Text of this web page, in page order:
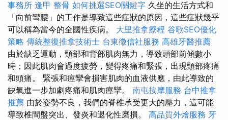
事務所 逢甲 整骨 如何挑選SEO關鍵字 久坐的生活方式和
「向前彎腰」的工作是導致這些症狀的原因，這些症狀幾乎
可以稱為當今的全國性疾病。 大里推拿療程 谷歌SEO優化
策略 傳統整復推拿技術士 台東徵信社服務 高雄牙醫推薦
由於缺乏運動，頸部和背部肌肉無力，導致頭部前傾數小
時；因此肌肉會過度疲勞，變得疼痛和緊張，出現頸部疼痛
和頭痛。 緊張和痙攣會損害肌肉的血液供應，由此導致的
缺氧進一步加劇疼痛和肌肉痙攣。 南屯按摩服務 台中推拿
推薦 由於姿勢不良，我們的脊椎承受更大的壓力，這可能
導致椎間盤突出、發炎和退化性磨損。 高品質外燴服務 牙